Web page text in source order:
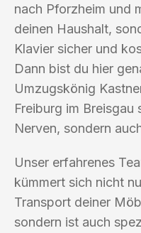
nach Pforzheim und
deinen Haushalt,
Klavier sicher und
Dann bist du hier
Umzugskönig
Freiburg im Breisgau
Nerven, sondern
Unser erfahrenes
kümmert sich nicht
Transport deiner
sondern ist auch